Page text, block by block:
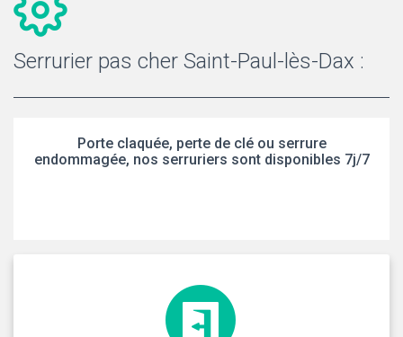
Serrurier pas cher Saint-Paul-lès-Dax :
Porte claquée, perte de clé ou serrure
endommagée, nos serruriers sont disponibles 7j/7